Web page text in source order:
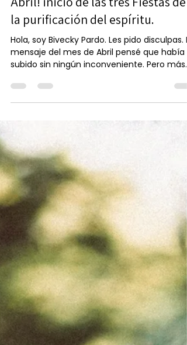
Bivecky Pardo, Coach Espiritual
19 abr 2017
3 min de lectura
Abril! inicio de las tres Fiestas de
la purificación del espíritu.
Hola, soy Bivecky Pardo. Les pido disculpas. El
subido sin ningún inconveniente. Pero más